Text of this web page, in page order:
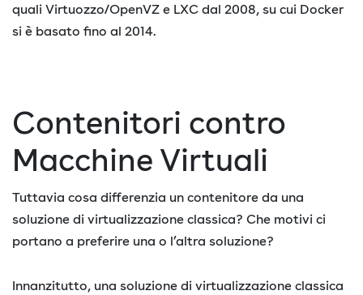
quali Virtuozzo/OpenVZ e LXC dal 2008, su cui Docker
si è basato fino al 2014.
Contenitori contro
Macchine Virtuali
Tuttavia cosa differenzia un contenitore da una
soluzione di virtualizzazione classica? Che motivi ci
portano a preferire una o l’altra soluzione?
Innanzitutto, una soluzione di virtualizzazione classica